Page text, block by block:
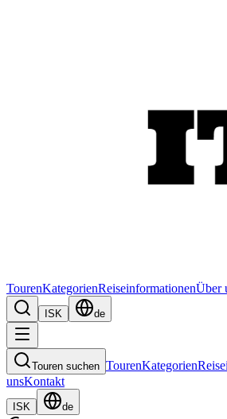
TourenKategorienReiseinformationenÜber
ISK de
Touren suchen TourenKategorien
unsKontakt
ISK de